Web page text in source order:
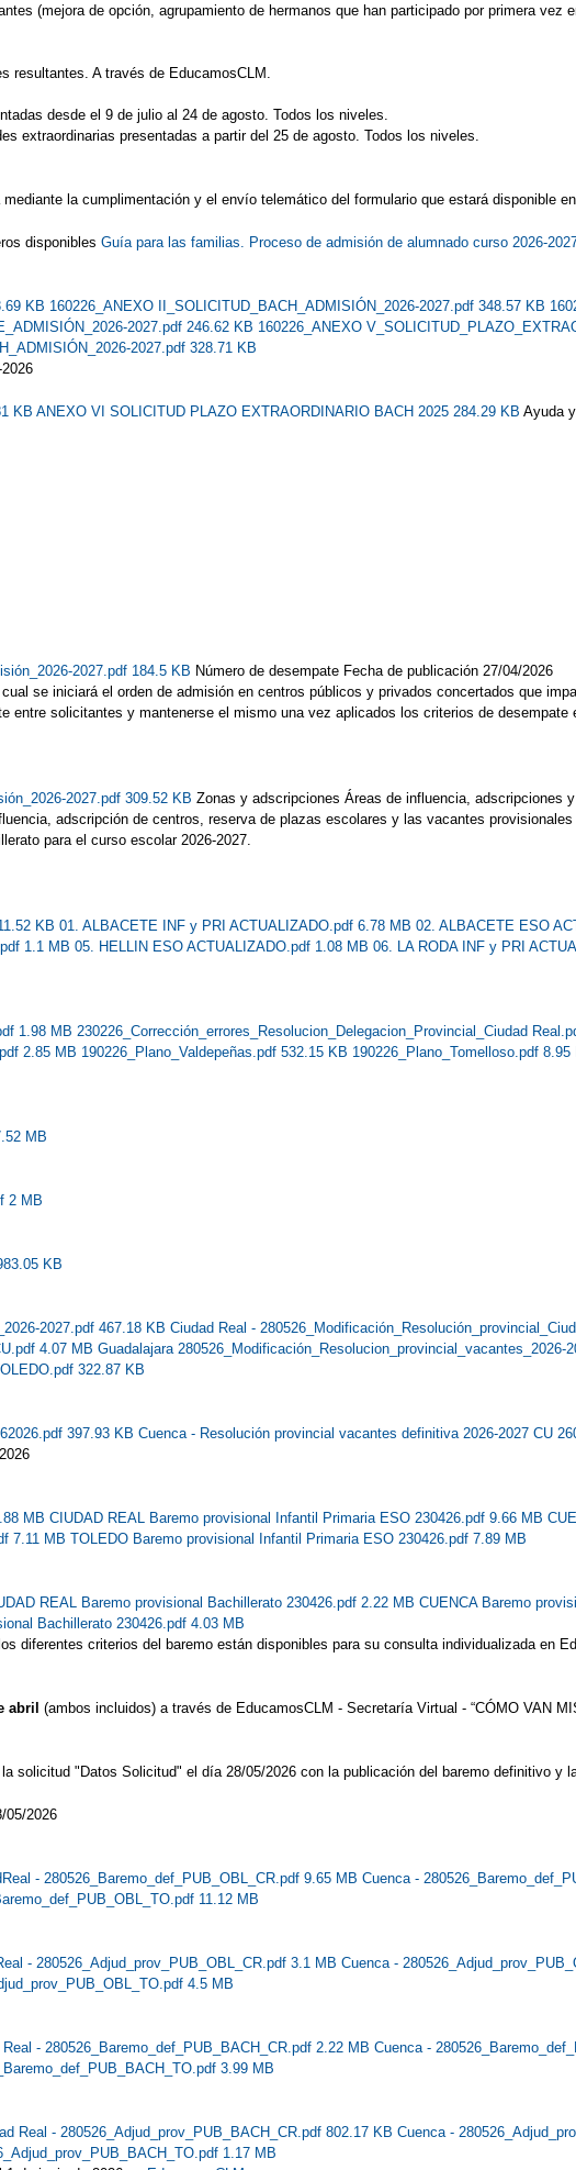
(mejora de opción, agrupamiento de hermanos que han participado por primera
resultantes. A través de EducamosCLM.
desde el 9 de julio al 24 de agosto. Todos los niveles.
extraordinarias presentadas a partir del 25 de agosto. Todos los niveles.
la cumplimentación y el envío telemático del formulario que estará disponible
disponibles Guía para las familias. Proceso de admisión de alumnado curso 2026-
KB 160226_ANEXO II_SOLICITUD_BACH_ADMISIÓN_2026-2027.pdf 348.57 KB
2027.pdf 246.62 KB 160226_ANEXO
2027.pdf 328.71 KB
KB ANEXO VI SOLICITUD PLAZO EXTRAORDINARIO BACH 2025 284.29 KB Ayuda
2027.pdf 184.5 KB Número de desempate Fecha de publicación 27/04/2026
se iniciará el orden de admisión en centros públicos y privados concertados que
entre solicitantes y mantenerse el mismo una vez aplicados los criterios de desempate
2027.pdf 309.52 KB Zonas y adscripciones Áreas de influencia, adscripciones
adscripción de centros, reserva de plazas escolares y las vacantes
para el curso escolar 2026-2027.
KB 01. ALBACETE INF y PRI ACTUALIZADO.pdf 6.78 MB 02. ALBACETE ESO
1.1 MB 05. HELLIN ESO ACTUALIZADO.pdf 1.08 MB 06. LA RODA INF y PRI
1.98 MB 230226_Corrección_errores_Resolucion_Delegacion_Provincial_Ciudad
2.85 MB 190226_Plano_Valdepeñas.pdf 532.15 KB 190226_Plano_Tomelloso.pdf 8.95
MB
2 MB
KB
2027.pdf 467.18 KB Ciudad Real -
4.07 MB Guadalajara 280526_Modificación_Resolucion_provincial_vacantes_2026-
322.87 KB
397.93 KB Cuenca - Resolución provincial vacantes definitiva 2026-2027 CU
MB CIUDAD REAL Baremo provisional Infantil Primaria ESO 230426.pdf 9.66 MB
7.11 MB TOLEDO Baremo provisional Infantil Primaria ESO 230426.pdf 7.89 MB
REAL Baremo provisional Bachillerato 230426.pdf 2.22 MB CUENCA Baremo
Bachillerato 230426.pdf 4.03 MB
diferentes criterios del baremo están disponibles para su consulta individualizada en
abril
(ambos incluidos) a través de EducamosCLM - Secretaría Virtual - “CÓMO VAN
solicitud "Datos Solicitud" el día 28/05/2026 con la publicación del baremo definitivo y
05/2026
- 280526_Baremo_def_PUB_OBL_CR.pdf 9.65 MB Cuenca -
11.12 MB
- 280526_Adjud_prov_PUB_OBL_CR.pdf 3.1 MB Cuenca -
4.5 MB
Real - 280526_Baremo_def_PUB_BACH_CR.pdf 2.22 MB Cuenca -
3.99 MB
Real - 280526_Adjud_prov_PUB_BACH_CR.pdf 802.17 KB Cuenca -
1.17 MB